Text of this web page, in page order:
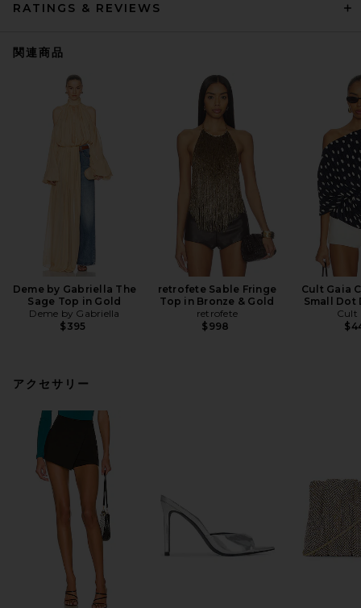
RATINGS & REVIEWS
関連商品
Deme by Gabriella The
Sage Top in Gold
Deme by Gabriella
$395
retrofete Sable Fringe
Top in Bronze & Gold
retrofete
$998
Cult Gaia
Small Dot
Cult
アクセサリー